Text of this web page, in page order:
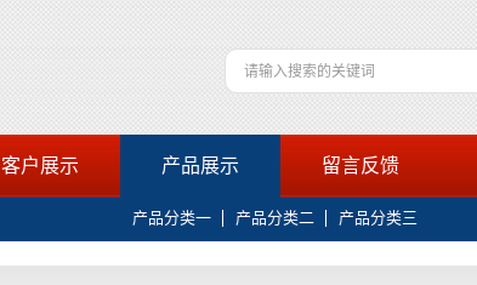
客户展示 产品展示
产品分类一 产品分类二 产品分类三
留言反馈